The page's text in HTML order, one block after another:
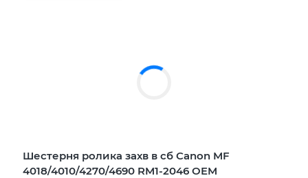
Шестерня ролика захв в сб Canon MF
4018/4010/4270/4690 RM1-2046 OEM